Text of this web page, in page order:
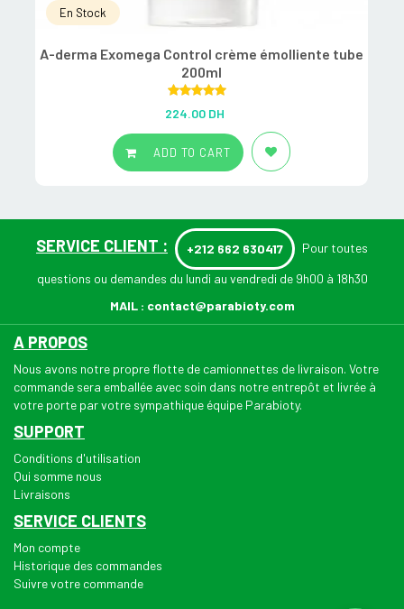
En Stock
A-derma Exomega Control crème émolliente tube
200ml
out of 5
224.00 DH
ADD TO CART
SERVICE CLIENT : +212 662 630417 Pour toutes
questions ou demandes du lundi au vendredi de 9h00 à 18h30
MAIL : contact@parabioty.com
A PROPOS
Nous avons notre propre flotte de camionnettes de livraison. Votre
commande sera emballée avec soin dans notre entrepôt et livrée à
votre porte par votre sympathique équipe Parabioty.
SUPPORT
Conditions d'utilisation
Qui somme nous
Livraisons
SERVICE CLIENTS
Mon compte
Historique des commandes
Suivre votre commande